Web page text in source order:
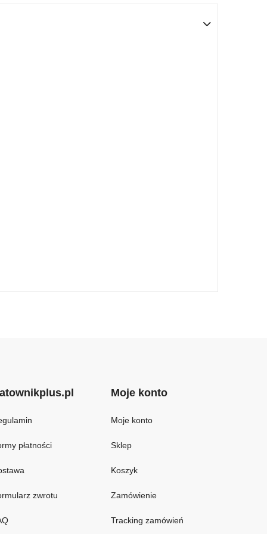
płatności
zwrotu
Moje konto
Moje konto
Sklep
Koszyk
Zamówienie
Tracking zamówień